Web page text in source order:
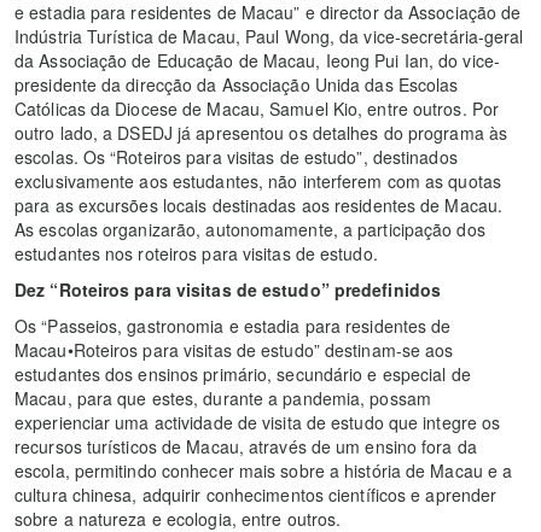
e estadia para residentes de Macau” e director da Associação de
Indústria Turística de Macau, Paul Wong, da vice-secretária-geral
da Associação de Educação de Macau, Ieong Pui Ian, do vice-
presidente da direcção da Associação Unida das Escolas
Católicas da Diocese de Macau, Samuel Kio, entre outros. Por
outro lado, a DSEDJ já apresentou os detalhes do programa às
escolas. Os “Roteiros para visitas de estudo”, destinados
exclusivamente aos estudantes, não interferem com as quotas
para as excursões locais destinadas aos residentes de Macau.
As escolas organizarão, autonomamente, a participação dos
estudantes nos roteiros para visitas de estudo.
Dez “Roteiros para visitas de estudo” predefinidos
Os “Passeios, gastronomia e estadia para residentes de
Macau•Roteiros para visitas de estudo” destinam-se aos
estudantes dos ensinos primário, secundário e especial de
Macau, para que estes, durante a pandemia, possam
experienciar uma actividade de visita de estudo que integre os
recursos turísticos de Macau, através de um ensino fora da
escola, permitindo conhecer mais sobre a história de Macau e a
cultura chinesa, adquirir conhecimentos científicos e aprender
sobre a natureza e ecologia, entre outros.